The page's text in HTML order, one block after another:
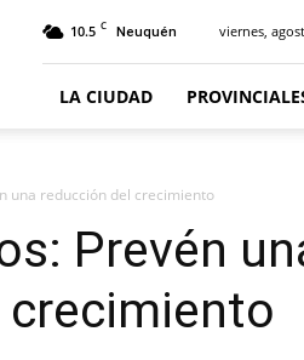
10.5 C Neuquén viernes,
LA CIUDAD
una reducción del crecimiento
Prevén